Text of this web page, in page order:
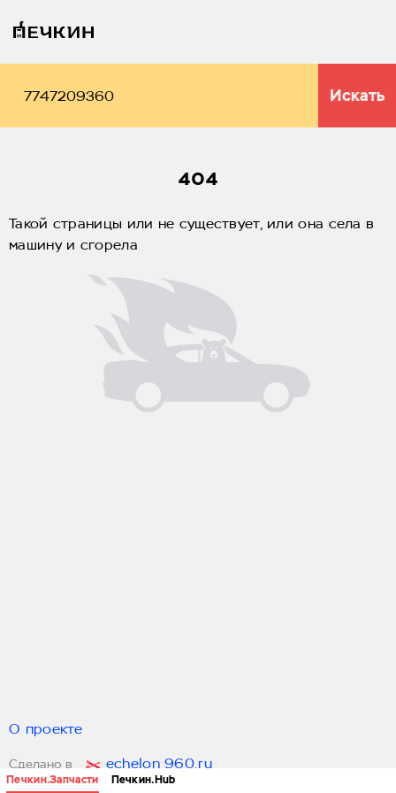
Печкин.Запчасти Печкин.Hub
Искать
404
Такой страницы или не существует, или она села в
машину и сгорела
О проекте
Сделано в echelon 960.ru